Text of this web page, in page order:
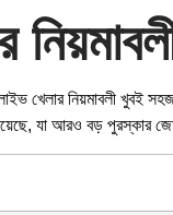
খেলার নিয়মাবলী খুবই
যা আরও বড় পুরস্কার